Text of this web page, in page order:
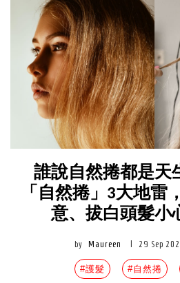
誰說自然捲都是天
「自然捲」3大地雷
意、拔白頭髮小
by Maureen 29 Sep
#護髮 #自然捲